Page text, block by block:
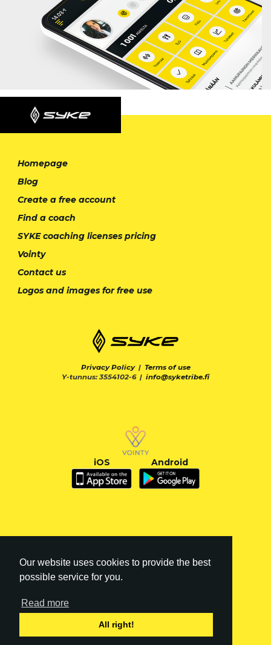
Our website uses cookies to provide the best
possible service for you.
Read more
All right!
Homepage
Blog
Create a free account
Find a coach
SYKE coaching licenses pricing
Vointy
Contact us
Logos and images for free use
Privacy Policy| Terms of use
Y-tunnus: 3554102-6 | info@syketribe.fi
iOS Android